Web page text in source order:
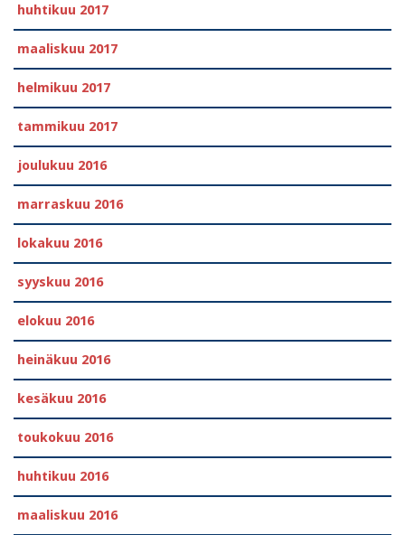
huhtikuu 2017
maaliskuu 2017
helmikuu 2017
tammikuu 2017
joulukuu 2016
marraskuu 2016
lokakuu 2016
syyskuu 2016
elokuu 2016
heinäkuu 2016
kesäkuu 2016
toukokuu 2016
huhtikuu 2016
maaliskuu 2016